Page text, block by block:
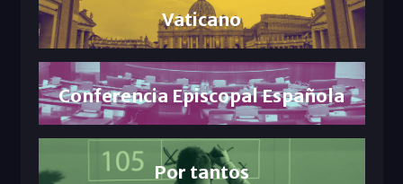
Vaticano
Conferencia Episcopal Española
Por tantos